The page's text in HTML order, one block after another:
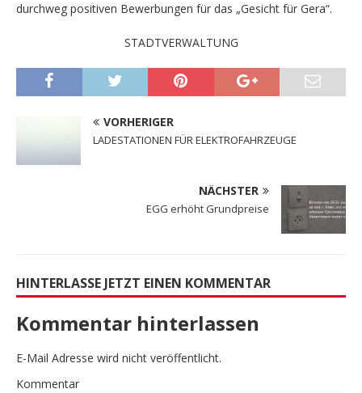
durchweg positiven Bewerbungen für das „Gesicht für Gera“.
STADTVERWALTUNG
VORHERIGER
LADESTATIONEN FÜR ELEKTROFAHRZEUGE
NÄCHSTER
EGG erhöht Grundpreise
HINTERLASSE JETZT EINEN KOMMENTAR
Kommentar hinterlassen
E-Mail Adresse wird nicht veröffentlicht.
Kommentar